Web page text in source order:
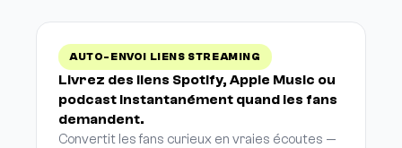
AUTO-ENVOI LIENS STREAMING
Livrez des liens Spotify, Apple Music ou
podcast instantanément quand les fans
demandent.
Convertit les fans curieux en vraies écoutes —